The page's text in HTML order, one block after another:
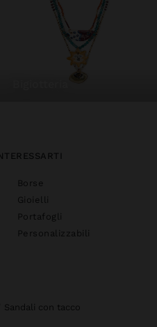
Borse
Gioielli
Portafogli
Personalizzabili
sandali con tacco